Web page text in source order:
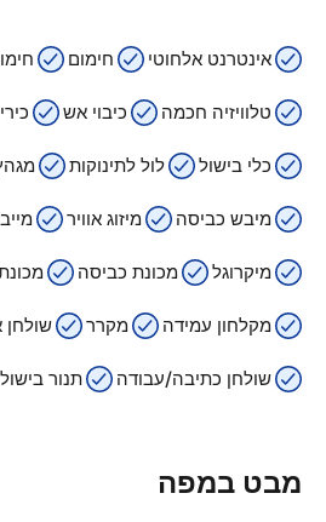
אינטרנט אלחוטי חימום
טלוויזיה חכמה כיבוי אש
כלי בישול לול לתינוקות
מיבש כביסה מיזוג אוויר
מיקרוגל מכונת כביסה
מקלחון עמידה מקרר שולחן
שולחן כתיבה/עבודה תנור בישול
מבט במפה